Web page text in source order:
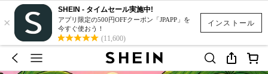
インストール
×
SHEIN - タイムセール実施中!
アプリ限定の500円OFFクーポン「JPAPP」を
今すぐ使おう！
(11,600)